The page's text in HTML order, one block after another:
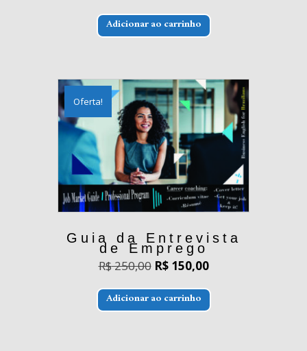
original
era:
R$ 299,00.
atual
é:
R$ 250,00.
Adicionar ao carrinho
Oferta!
Guia da Entrevista
de Emprego
R$250,00 O
preço
original
era:
R$ 250,00.
R$150,00O
atual
é:
R$ 150,00.
Adicionar ao carrinho